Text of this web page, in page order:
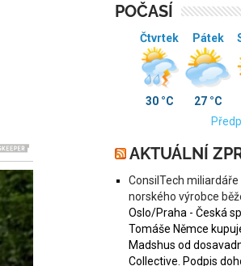
POČASÍ
Čtvrtek
30 °C
Pátek
27 °C
AKTUÁLNÍ
ConsilTech
norského výrobce
Oslo/Praha - Česká
Tomáše Němce
Madshus od
Collective. Podpis